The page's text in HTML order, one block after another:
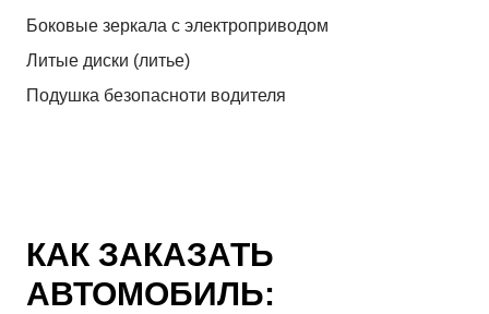
Боковые зеркала с электроприводом
Литые диски (литье)
Подушка безопасноти водителя
КАК ЗАКАЗАТЬ
АВТОМОБИЛЬ: